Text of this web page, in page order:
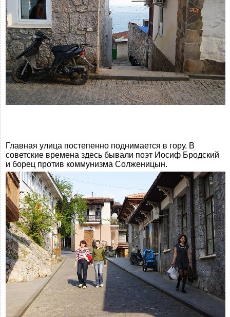
Главная улица постепенно поднимается в гору. В
советские времена здесь бывали поэт Иосиф Бродский
и борец против коммунизма Солженицын.